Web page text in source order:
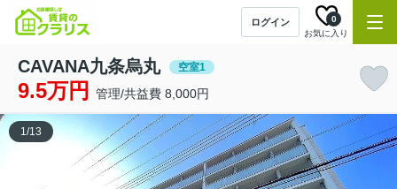
ログイン
お気に入り
0
CAVANA九条烏丸 空室1
9.5万円 管理/共益費 8,000円
1/13